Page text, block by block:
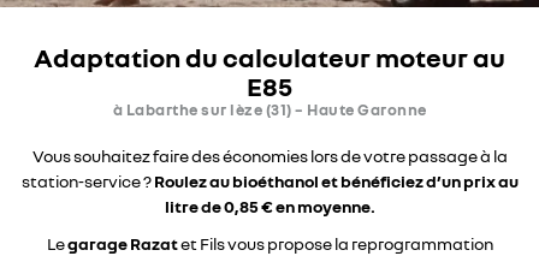
En cochant cette case, vous consentez à recevoir nos propositions commerciales
Adaptation du calculateur moteur au
E85
à Labarthe sur lèze (31) – Haute Garonne
Vous souhaitez faire des économies lors de votre passage à la
station-service ?Roulez au bioéthanol et bénéficiez d’un prix au
litre de 0,85 € en moyenne.
Legarage Razatet Fils vous propose la reprogrammation